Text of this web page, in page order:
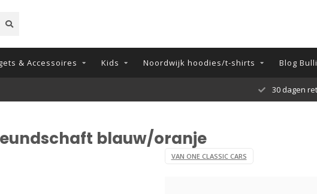
& Accessoires Kids Noordwijk hoodies/t-shirts Blog
30 dagen
blauw/oranje
VAN ONE CLASSIC CARS